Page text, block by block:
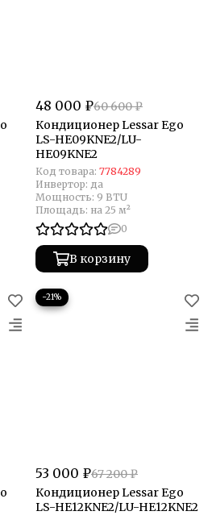
48 000 ₽60 600 ₽
Кондиционер Lessar Ego
LS-HE09KNE2/LU-
HE09KNE2
Код товара: 7784289
Инвертор: да
Мощность: 9 BTU
Площадь: на 25 м²
0
В корзину
−21%
53 000 ₽67 200 ₽
Кондиционер Lessar Ego
LS-HE12KNE2/LU-HE12KNE2